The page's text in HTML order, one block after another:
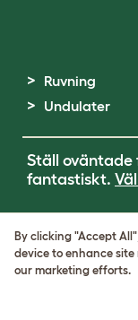
Ruvning
Undulater
Ställ
fantastiskt.
Cookie & Privacy
Cookie Settings
VAT-nummer:
By clicking "Accept
device to enhance
our marketing efforts.